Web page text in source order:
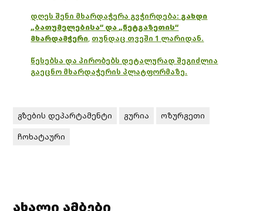
დღეს შენი მხარდაჭერა გვჭირდება: გახდი
„ბათუმელებისა“ და „ნეტგაზეთის“
მხარდამჭერი, თუნდაც თვეში 1 ლარიდან.
წესებსა და პირობებს დეტალურად შეგიძლია
გაეცნო მხარდაჭერის პლატფორმაზე.
გზების დეპარტამენტი გურია
ოზურგეთი
ჩოხატაური
ახალი ამბები